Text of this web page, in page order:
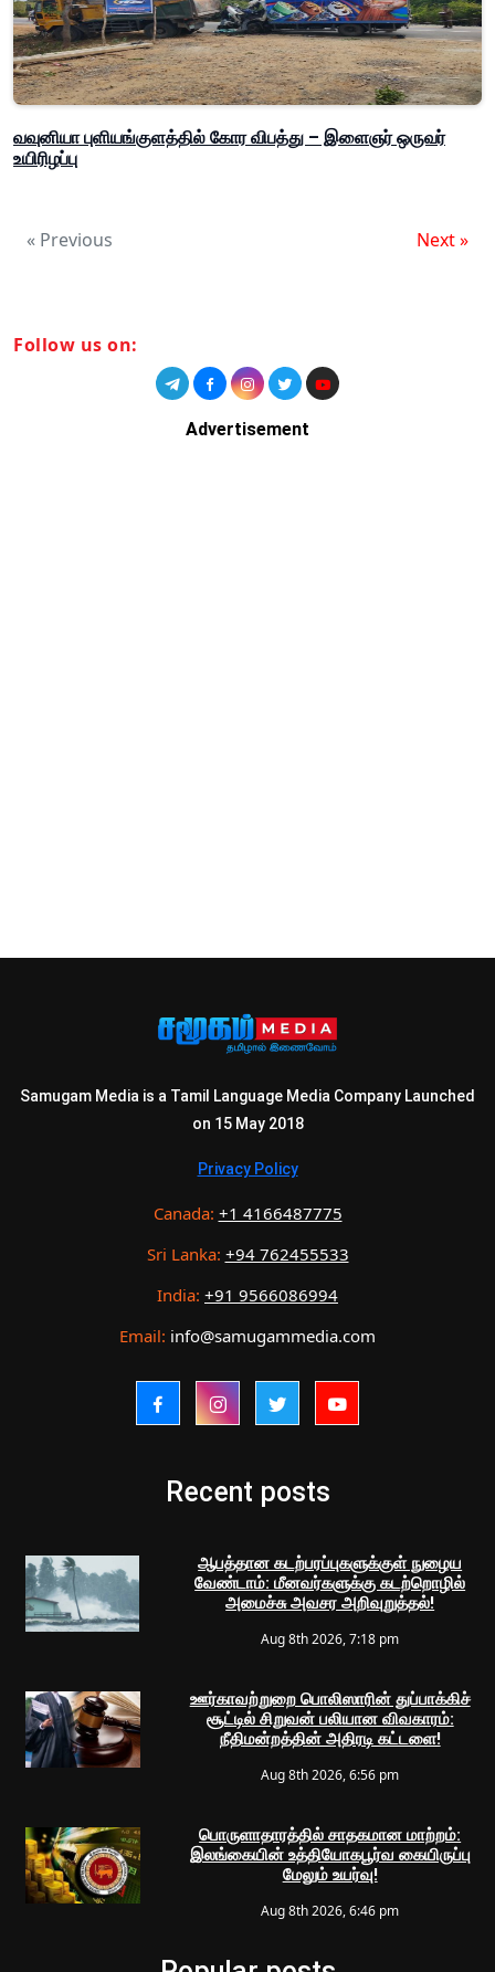
வவுனியா புளியங்குளத்தில் கோர விபத்து – இளைஞர் ஒருவர்
உயிரிழப்பு
« Previous Next »
Follow us on:
Advertisement
Samugam Media is a Tamil Language Media Company Launched
on 15 May 2018
Privacy Policy
Canada: +1 4166487775
Sri Lanka: +94 762455533
India: +91 9566086994
Email: info@samugammedia.com
Recent posts
ஆபத்தான கடற்பரப்புகளுக்குள் நுழைய
வேண்டாம்: மீனவர்களுக்கு கடற்றொழில்
அமைச்சு அவசர அறிவுறுத்தல்!
Aug 8th 2026, 7:18 pm
ஊர்காவற்றுறை பொலிஸாரின் துப்பாக்கிச்
சூட்டில் சிறுவன் பலியான விவகாரம்:
நீதிமன்றத்தின் அதிரடி கட்டளை!
Aug 8th 2026, 6:56 pm
பொருளாதாரத்தில் சாதகமான மாற்றம்:
இலங்கையின் உத்தியோகபூர்வ கையிருப்பு
மேலும் உயர்வு!
Aug 8th 2026, 6:46 pm